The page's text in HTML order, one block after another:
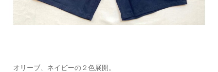
オリーブ、ネイビーの２色展開。